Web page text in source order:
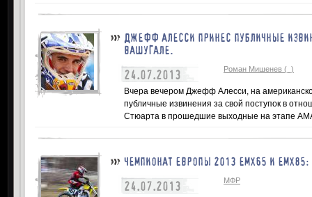
ДЖЕФФ АЛЕССИ ПРИНЕС ПУБЛИЧНЫЕ
ВАШУГАЛЕ.
24.07.2013 Роман Мишенев (_)
Вчера вечером Джефф Алесси, на
публичные извинения за свой поступок в
Стюарта в прошедшие выходные на этапе
ЧЕМПИОНАТ ЕВРОПЫ 2013 ЕМХ65 И
24.07.2013 МФР